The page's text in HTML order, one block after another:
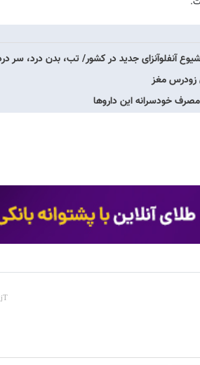
آنفلوآنزای جدید در کشور/ تب، بدن درد، سر
خودسرانه این داروها